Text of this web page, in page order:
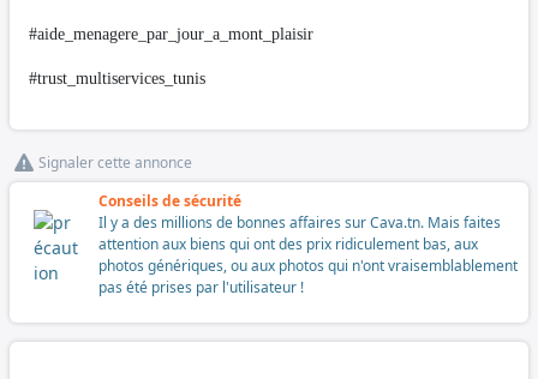
#aide_menagere_par_jour_a_mont_plaisir
#trust_multiservices_tunis
Signaler cette annonce
Conseils de sécurité
Il y a des millions de bonnes affaires sur Cava.tn. Mais faites
attention aux biens qui ont des prix ridiculement bas, aux
photos génériques, ou aux photos qui n'ont vraisemblablement
pas été prises par l'utilisateur !